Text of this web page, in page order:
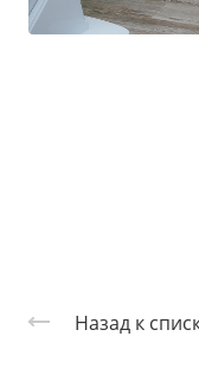
Назад к